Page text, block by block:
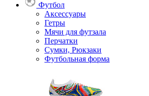
Футбол
Аксессуары
Гетры
Мячи для футзала
Перчатки
Сумки, Рюкзаки
Футбольная форма